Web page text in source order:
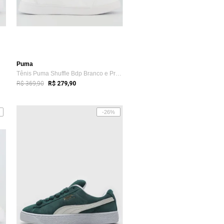
Puma
Tênis Puma Shuffle Bdp Branco e Preto
R$ 369,90 R$ 279,90
-26%